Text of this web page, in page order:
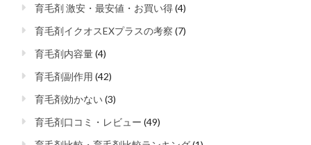
育毛剤 激安・最安値・お買い得(4)
育毛剤イクオスEXプラスの考察 (7)
育毛剤内容量(4)
育毛剤副作用 (42)
育毛剤効かない(3)
育毛剤口コミ・レビュー (49)